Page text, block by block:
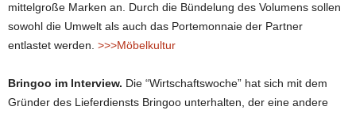
mittelgroße Marken an. Durch die Bündelung des Volumens sollen
sowohl die Umwelt als auch das Portemonnaie der Partner
entlastet werden. >>>Möbelkultur
Bringoo im Interview. Die “Wirtschaftswoche” hat sich mit dem
Gründer des Lieferdiensts Bringoo unterhalten, der eine andere